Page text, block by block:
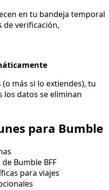
en tu bandeja temporal
de verificación,
más si lo extiendes), tu
los datos se eliminan
para Bumble
Bumble BFF
para viajes